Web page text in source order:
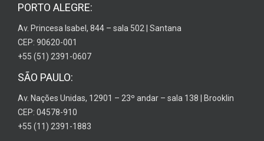
PORTO ALEGRE:
Av. Princesa Isabel, 844 – sala 502 | Santana
CEP: 90620-001
+55 (51) 2391-0607
SÃO PAULO:
Av. Nações Unidas, 12901 – 23º andar – sala 138 | Brooklin
CEP: 04578-910
+55 (11) 2391-1883